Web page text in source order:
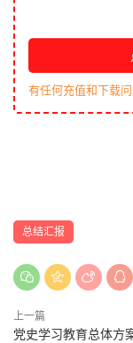
有任何充值和下载
总结汇报
上一篇
党史学习教育总体方